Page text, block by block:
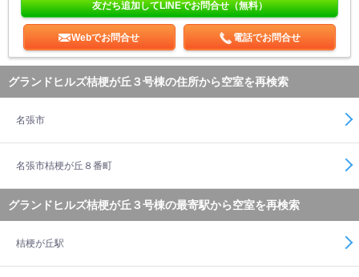
友だち追加してLINEでお問合せ（無料）
Webでお問合せ 電話でお問合せ
グランドヒルズ桔梗が丘３号棟の住所から空室を再検索
名張市
名張市桔梗が丘８番町
グランドヒルズ桔梗が丘３号棟の最寄駅から空室を再検索
桔梗が丘駅